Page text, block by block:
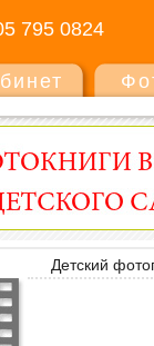
795 0824
Детский